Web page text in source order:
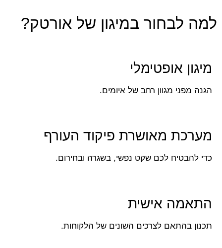
למה לבחור במיגון של אורטק?
מיגון אופטימלי
הגנה מפני מגוון רחב של איומים.
מערכת מאושרת פיקוד העורף
כדי להבטיח לכם שקט נפשי, בשגרה ובחירום.
התאמה אישית
תכנון בהתאם לצרכים השונים של הלקוחות.